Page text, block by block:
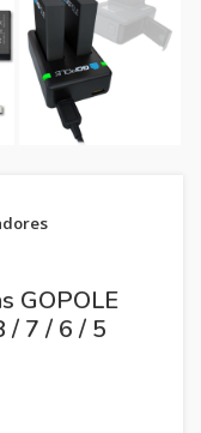
GOPOLE
/ 7 / 6 / 5